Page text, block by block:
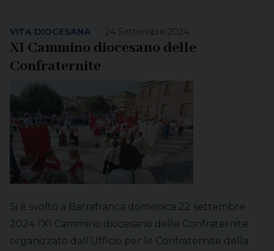
24 Settembre 2024
VITA DIOCESANA
XI Cammino diocesano delle
Confraternite
Si è svolto a Barrafranca domenica 22 settembre
2024 l’XI Cammino diocesano delle Confraternite
organizzato dall’Ufficio per le Confraternite della